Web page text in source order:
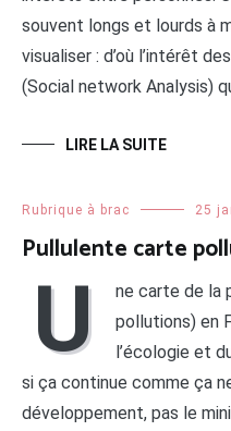
souvent longs et lourds à
visualiser : d’où l’intérêt
(Social network Analysis)
LIRE LA SUITE
Rubrique à brac 25
Pullulente carte
U
ne carte de la
pollutions) en
l’écologie et
si ça continue comme ça
développement, pas le